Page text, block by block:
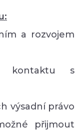
a rozvojem
kontaktu s
výsadní právo
přijmout